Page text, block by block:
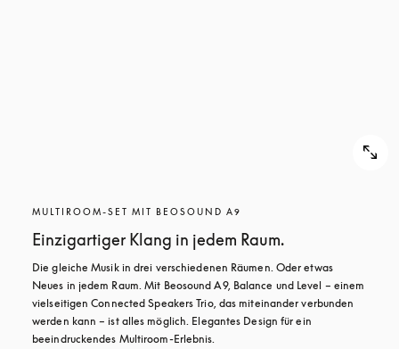
MULTIROOM-SET MIT BEOSOUND A9
Einzigartiger Klang in jedem Raum.
Die gleiche Musik in drei verschiedenen Räumen. Oder etwas
Neues in jedem Raum. Mit Beosound A9, Balance und Level – einem
vielseitigen Connected Speakers Trio, das miteinander verbunden
werden kann – ist alles möglich. Elegantes Design für ein
beeindruckendes Multiroom-Erlebnis.